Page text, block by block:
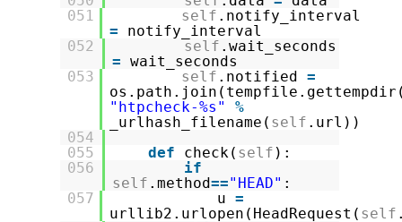
051
self .notify_interval
=
notify_interval
052
self .wait_seconds
= wait_seconds
053
self .notified =
"htpcheck-%s"
%
_urlhash_filename( self .url))
054
055
def check( self ):
056
if
self .method=="HEAD" :
057
u =
urllib2.urlopen(HeadRequest( self